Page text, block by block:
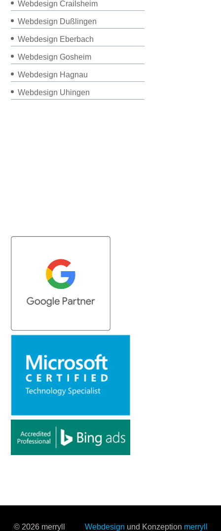
Webdesign Crailsheim
Webdesign Dußlingen
Webdesign Eberbach
Webdesign Gosheim
Webdesign Hagnau
Webdesign Uhingen
© 2026 merryll Webdesign und Konzeption merryll